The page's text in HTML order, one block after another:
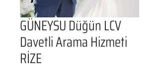
GÜNEYSU Düğün LCV
Davetli Arama Hizmeti
RİZE